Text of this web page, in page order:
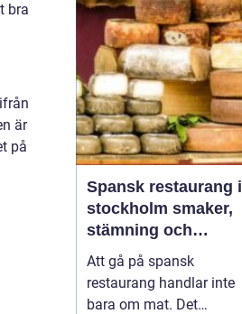
bra
är
på
Spansk restaurang i
stockholm smaker,
stämning och
smarta val
Att gå på spansk
restaurang handlar inte
bara om mat. Det